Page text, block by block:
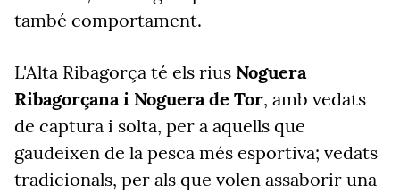
també comportament.
L'Alta Ribagorça té els rius Noguera
Ribagorçana i Noguera de Tor, amb vedats
de captura i solta, per a aquells que
gaudeixen de la pesca més esportiva; vedats
tradicionals, per als que volen assaborir una